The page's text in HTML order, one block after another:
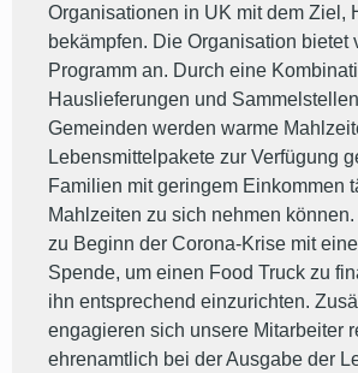
Organisationen in UK mit dem Ziel,
bekämpfen. Die Organisation bietet
Programm an. Durch eine
Hauslieferungen und
Gemeinden werden warme
Lebensmittelpakete zur Verfügung
Familien mit geringem Einkommen
Mahlzeiten zu sich nehmen
zu Beginn der Corona-Krise mit
Spende, um einen Food Truck zu
ihn entsprechend einzurichten.
engagieren sich unsere Mitarbeiter
ehrenamtlich bei der Ausgabe der